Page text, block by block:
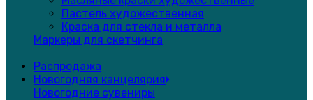
Пастель художественная
Краска для стекла и металла
Маркеры для скетчинга
Распродажа
Новогодняя канцелярия
Новогодние сувениры